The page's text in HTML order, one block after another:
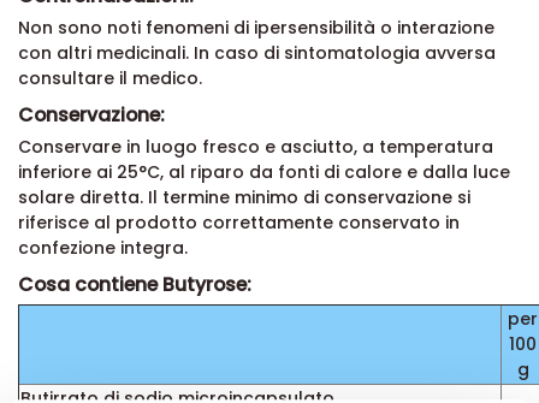
Non sono noti fenomeni di ipersensibilità o interazione
con altri medicinali. In caso di sintomatologia avversa
consultare il medico.
Conservazione:
Conservare in luogo fresco e asciutto, a temperatura
inferiore ai 25°C, al riparo da fonti di calore e dalla luce
solare diretta. Il termine minimo di conservazione si
riferisce al prodotto correttamente conservato in
confezione integra.
Cosa contiene Butyrose:
per
100
g